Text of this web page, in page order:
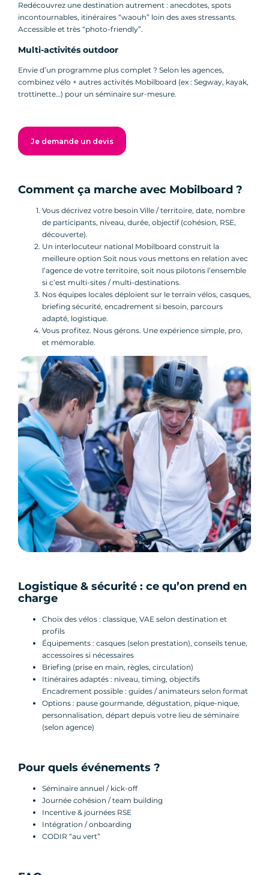
Redécouvrez une destination autrement : anecdotes, spots
incontournables, itinéraires “waouh” loin des axes stressants.
Accessible et très “photo-friendly”.
Multi-activités outdoor
Envie d’un programme plus complet ? Selon les agences,
combinez vélo + autres activités Mobilboard (ex : Segway, kayak,
trottinette…) pour un séminaire sur-mesure.
Je demande un devis
Comment ça marche avec Mobilboard ?
Vous décrivez votre besoin Ville / territoire, date, nombre
de participants, niveau, durée, objectif (cohésion, RSE,
découverte).
Un interlocuteur national Mobilboard construit la
meilleure option Soit nous vous mettons en relation avec
l’agence de votre territoire, soit nous pilotons l’ensemble
si c’est multi-sites / multi-destinations.
Nos équipes locales déploient sur le terrain vélos, casques,
briefing sécurité, encadrement si besoin, parcours
adapté, logistique.
Vous profitez. Nous gérons. Une expérience simple, pro,
et mémorable.
Logistique & sécurité : ce qu’on prend en
charge
Choix des vélos : classique, VAE selon destination et
profils
Équipements : casques (selon prestation), conseils tenue,
accessoires si nécessaires
Briefing (prise en main, règles, circulation)
Itinéraires adaptés : niveau, timing, objectifs
Encadrement possible : guides / animateurs selon format
Options : pause gourmande, dégustation, pique-nique,
personnalisation, départ depuis votre lieu de séminaire
(selon agence)
Pour quels événements ?
Séminaire annuel / kick-off
Journée cohésion / team building
Incentive & journées RSE
Intégration / onboarding
CODIR “au vert”